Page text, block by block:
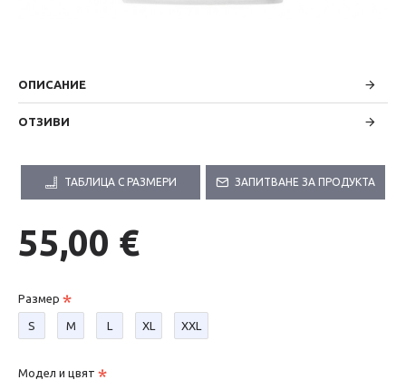
ОПИСАНИЕ
ОТЗИВИ
ТАБЛИЦА С РАЗМЕРИ ЗАПИТВАНЕ ЗА ПРОДУКТА
55,00 €
Размер
S М L XL XXL
Модел и цвят